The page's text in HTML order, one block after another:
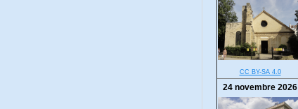
CC BY-SA 4.0
24 novembre 2026